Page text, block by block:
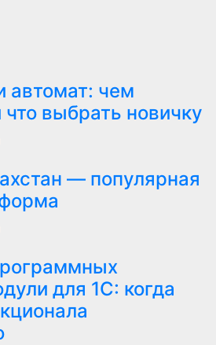
автомат: чем
выбрать новичку
— популярная
для 1С: когда